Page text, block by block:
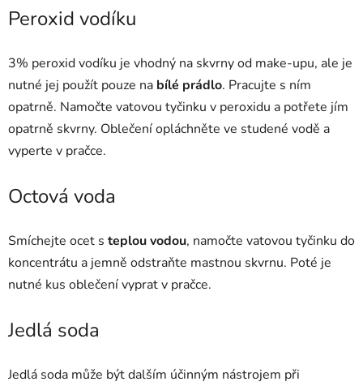
Peroxid vodíku
3% peroxid vodíku je vhodný na skvrny od make-upu, ale je
nutné jej použít pouze na bílé prádlo. Pracujte s ním
opatrně. Namočte vatovou tyčinku v peroxidu a potřete jím
opatrně skvrny. Oblečení opláchněte ve studené vodě a
vyperte v pračce.
Octová voda
Smíchejte ocet s teplou vodou, namočte vatovou tyčinku do
koncentrátu a jemně odstraňte mastnou skvrnu. Poté je
nutné kus oblečení vyprat v pračce.
Jedlá soda
Jedlá soda může být dalším účinným nástrojem při